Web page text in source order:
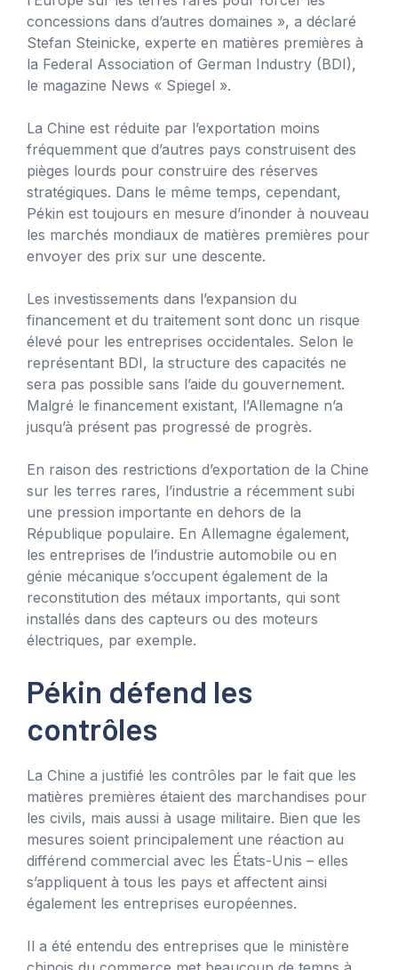
concessions dans d’autres domaines », a déclaré
Stefan Steinicke, experte en matières premières à
la Federal Association of German Industry (BDI),
le magazine News « Spiegel ».
La Chine est réduite par l’exportation moins
fréquemment que d’autres pays construisent des
pièges lourds pour construire des réserves
stratégiques. Dans le même temps, cependant,
Pékin est toujours en mesure d’inonder à nouveau
les marchés mondiaux de matières premières pour
envoyer des prix sur une descente.
Les investissements dans l’expansion du
financement et du traitement sont donc un risque
élevé pour les entreprises occidentales. Selon le
représentant BDI, la structure des capacités ne
sera pas possible sans l’aide du gouvernement.
Malgré le financement existant, l’Allemagne n’a
jusqu’à présent pas progressé de progrès.
En raison des restrictions d’exportation de la Chine
sur les terres rares, l’industrie a récemment subi
une pression importante en dehors de la
République populaire. En Allemagne également,
les entreprises de l’industrie automobile ou en
génie mécanique s’occupent également de la
reconstitution des métaux importants, qui sont
installés dans des capteurs ou des moteurs
électriques, par exemple.
Pékin défend les
contrôles
La Chine a justifié les contrôles par le fait que les
matières premières étaient des marchandises pour
les civils, mais aussi à usage militaire. Bien que les
mesures soient principalement une réaction au
différend commercial avec les États-Unis – elles
s’appliquent à tous les pays et affectent ainsi
également les entreprises européennes.
Il a été entendu des entreprises que le ministère